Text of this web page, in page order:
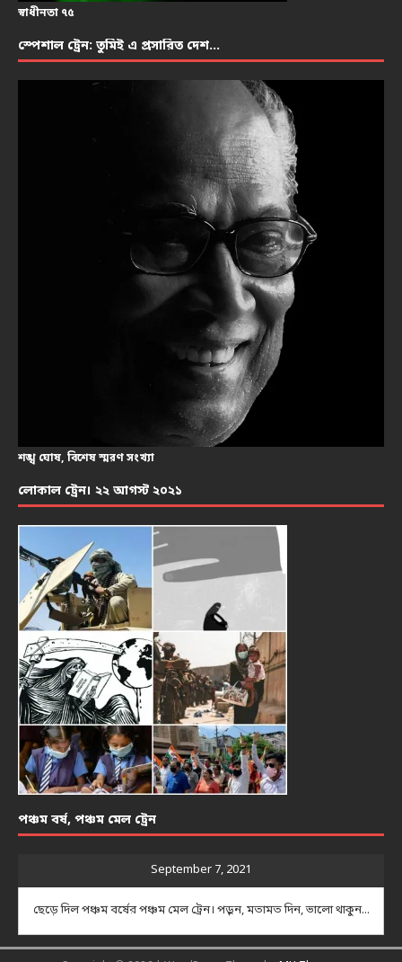
স্বাধীনতা ৭৫
স্পেশাল ট্রেন: তুমিই এ প্রসারিত দেশ…
শঙ্খ ঘোষ, বিশেষ স্মরণ সংখ্যা
লোকাল ট্রেন। ২২ আগস্ট ২০২১
পঞ্চম বর্ষ, পঞ্চম মেল ট্রেন
September 7, 2021
ছেড়ে দিল পঞ্চম বর্ষের পঞ্চম মেল ট্রেন। পড়ুন, মতামত দিন, ভালো থাকুন...